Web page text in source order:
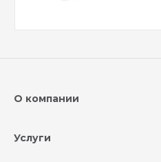
О компании
Услуги